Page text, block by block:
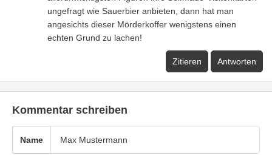
ungefragt wie Sauerbier anbieten, dann hat man
angesichts dieser Mörderkoffer wenigstens einen
echten Grund zu lachen!
Zitieren Antworten
Kommentar schreiben
Name